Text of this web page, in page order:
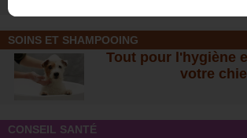
SOINS ET SHAMPOOING
Tout pour l'hygiène
votre
CONSEIL SANTÉ